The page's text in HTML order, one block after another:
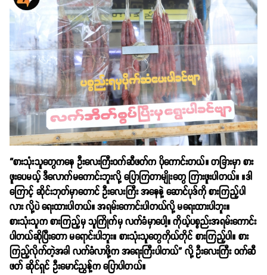
“စားသုံးသူတွေကနေ ဦးလေးကြီးဝက်ဆီဖတ်က ပိုကောင်းတယ်။ တခြားမှာ စား
ဖူးပေမယ့် ဒီလောက်မကောင်းဘူးလို့ ပြောကြတာမျိုးတွေ ကြားဖူးပါတယ်။ ။ဒါ
ကြောင့် ဆိုင်းဘုတ်မှာတောင် ဦးလေးကြီး အနေနဲ့ ဆောင်ပုဒ်ကို စားကြည့်ပါ
လား လို့ပဲ ရေးထားပါတယ်။ အရမ်းကောင်းပါတယ်လို့ မရေးထားပါဘူး။
စားသုံးသူက စားကြည့်မှ သူကြိုက်မှ လက်ခံမှာပေါ့။ ကိုယ့်ပစ္စည်းအရမ်းကောင်း
ပါတယ်ဆိုပြီးတော မရောင်းပါဘူး။ စားသုံးသူတွေကိုယ်တိုင် စားကြည့်ပါ။ စား
ကြည့်လိုက်တဲ့အခါ လက်ခံလာဖို့က အရေးကြီးပါတယ်” လို့ ဦးလေးကြီး ဝက်ဆီ
ဖတ် ဆိုင်ရှင် ဦးမောင်ညွန့်က ပြောပါတယ်။